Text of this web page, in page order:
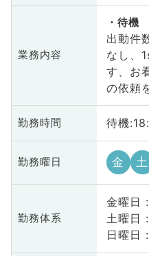
業務内容
待機
出動件
なし、
す、お
の依頼
勤務時間 待機
勤務曜日 金 土
勤務体系
金曜日
土曜日
日曜日